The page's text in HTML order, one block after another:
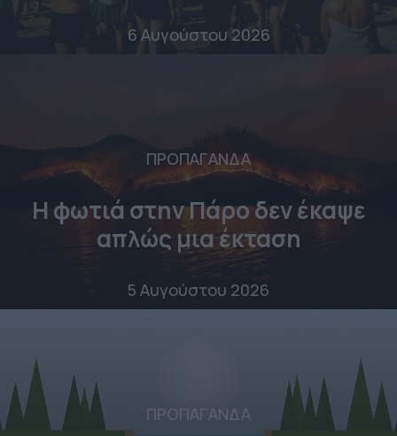
6 Αυγούστου 2026
ΠΡΟΠΑΓΑΝΔΑ
Η φωτιά στην Πάρο δεν έκαψε
απλώς μια έκταση
5 Αυγούστου 2026
ΠΡΟΠΑΓΑΝΔΑ